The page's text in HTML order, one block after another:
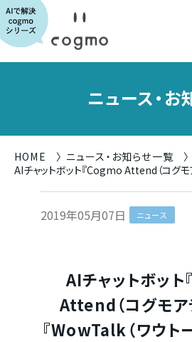
ニュース・お
HOME
ニュース・お知らせ一覧
AIチャットボット『Cogmo Attend（コグモア
2019年05月07日 ニュース
AIチャットボッ
Attend（コグモアテ
『WowTalk（ワウト